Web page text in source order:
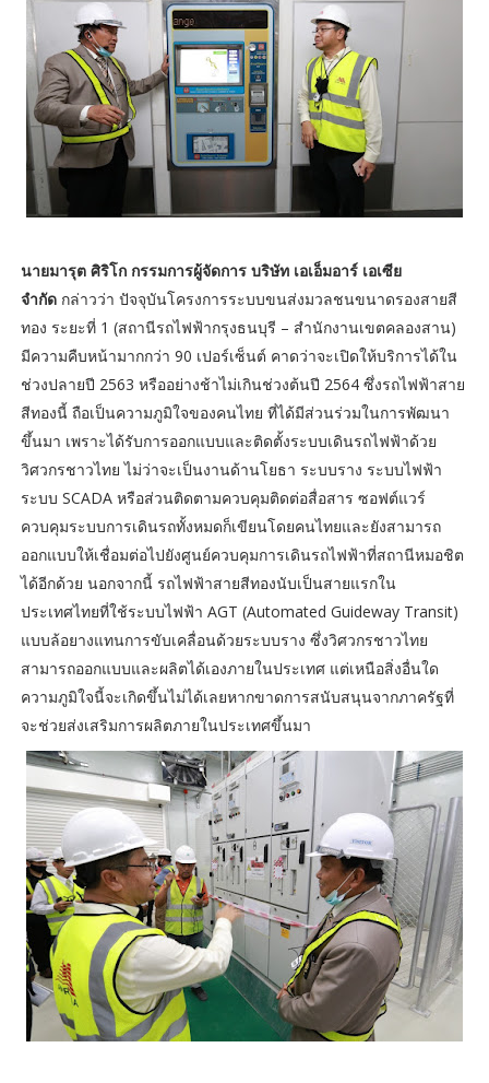
นายมารุต ศิริโก กรรมการผู้จัดการ บริษัท เอเอ็มอาร์ เอเซีย
จำกัดกล่าวว่า ปัจจุบันโครงการระบบขนส่งมวลชนขนาดรองสายสี
ทอง ระยะที่ 1 (สถานีรถไฟฟ้ากรุงธนบุรี – สำนักงานเขตคลองสาน)
มีความคืบหน้ามากกว่า 90 เปอร์เซ็นต์ คาดว่าจะเปิดให้บริการได้ใน
ช่วงปลายปี 2563 หรืออย่างช้าไม่เกินช่วงต้นปี 2564 ซึ่งรถไฟฟ้าสาย
สีทองนี้ ถือเป็นความภูมิใจของคนไทย ที่ได้มีส่วนร่วมในการพัฒนา
ขึ้นมา เพราะได้รับการออกแบบและติดตั้งระบบเดินรถไฟฟ้าด้วย
วิศวกรชาวไทย ไม่ว่าจะเป็นงานด้านโยธา ระบบราง ระบบไฟฟ้า
ระบบ SCADA หรือส่วนติดตามควบคุมติดต่อสื่อสาร ซอฟต์แวร์
ควบคุมระบบการเดินรถทั้งหมดก็เขียนโดยคนไทยและยังสามารถ
ออกแบบให้เชื่อมต่อไปยังศูนย์ควบคุมการเดินรถไฟฟ้าที่สถานีหมอชิต
ได้อีกด้วย นอกจากนี้ รถไฟฟ้าสายสีทองนับเป็นสายแรกใน
ประเทศไทยที่ใช้ระบบไฟฟ้า AGT (Automated Guideway Transit)
แบบล้อยางแทนการขับเคลื่อนด้วยระบบราง ซึ่งวิศวกรชาวไทย
สามารถออกแบบและผลิตได้เองภายในประเทศ แต่เหนือสิ่งอื่นใด
ความภูมิใจนี้จะเกิดขึ้นไม่ได้เลยหากขาดการสนับสนุนจากภาครัฐที่
จะช่วยส่งเสริมการผลิตภายในประเทศขึ้นมา